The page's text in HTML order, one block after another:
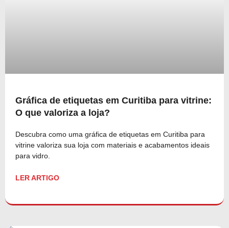
Gráfica de etiquetas em Curitiba para vitrine:
O que valoriza a loja?
Descubra como uma gráfica de etiquetas em Curitiba para
vitrine valoriza sua loja com materiais e acabamentos ideais
para vidro.
LER ARTIGO